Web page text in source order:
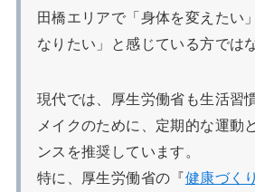
田橋エリアで「身体を変えたい
なりたい」と感じている方では
現代では、厚生労働省も生活習
メイクのために、定期的な運動
ンスを推奨しています。
特に、厚生労働省の『健康づく